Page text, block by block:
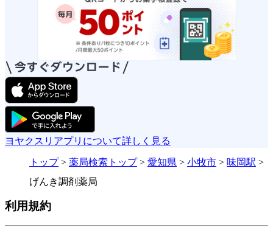
ヨヤクスリアプリについて詳しく見る
トップ> 薬局検索トップ> 愛知県 > 小牧市 > 味岡駅 >
げんき調剤薬局
利用規約